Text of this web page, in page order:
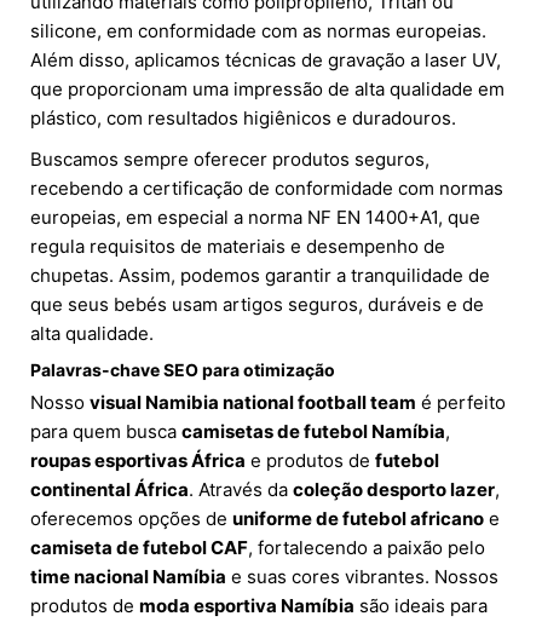
silicone, em conformidade com as normas europeias.
Além disso, aplicamos técnicas de gravação a laser UV,
que proporcionam uma impressão de alta qualidade em
plástico, com resultados higiênicos e duradouros.
Buscamos sempre oferecer produtos seguros,
recebendo a certificação de conformidade com normas
europeias, em especial a norma NF EN 1400+A1, que
regula requisitos de materiais e desempenho de
chupetas. Assim, podemos garantir a tranquilidade de
que seus bebés usam artigos seguros, duráveis e de
alta qualidade.
Palavras-chave SEO para otimização
Nosso visual Namibia national football team é perfeito
para quem busca camisetas de futebol Namíbia,
roupas esportivas África e produtos de futebol
continental África. Através da coleção desporto lazer,
oferecemos opções de uniforme de futebol africano e
camiseta de futebol CAF, fortalecendo a paixão pelo
time nacional Namíbia e suas cores vibrantes. Nossos
produtos de moda esportiva Namíbia são ideais para